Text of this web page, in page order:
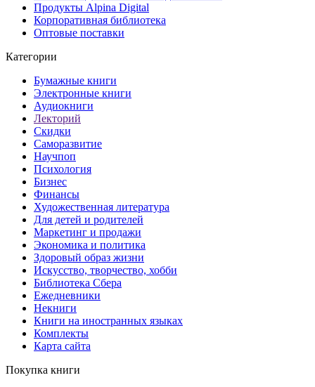
Продукты Alpina Digital
Корпоративная библиотека
Оптовые поставки
Категории
Бумажные книги
Электронные книги
Аудиокниги
Лекторий
Скидки
Саморазвитие
Научпоп
Психология
Бизнес
Финансы
Художественная литература
Для детей и родителей
Маркетинг и продажи
Экономика и политика
Здоровый образ жизни
Искусство, творчество, хобби
Библиотека Сбера
Ежедневники
Некниги
Книги на иностранных языках
Комплекты
Карта сайта
Покупка книги